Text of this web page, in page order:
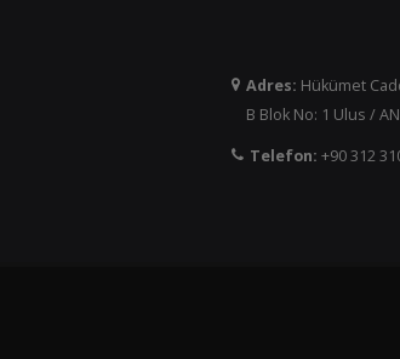
Adres: Hükümet
B Blok No: 1 Ulus /
Telefon: +90 312